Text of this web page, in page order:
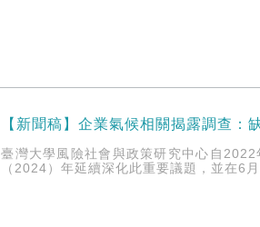
【新聞稿】企業氣候相關揭露調查
臺灣大學風險社會與政策研究中心自
（2024）年延續深化此重要議題，並在6月